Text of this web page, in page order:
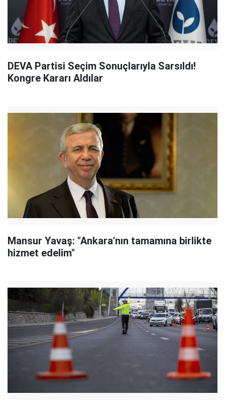
DEVA Partisi Seçim Sonuçlarıyla Sarsıldı!
Kongre Kararı Aldılar
Mansur Yavaş: "Ankara'nın tamamına birlikte
hizmet edelim"